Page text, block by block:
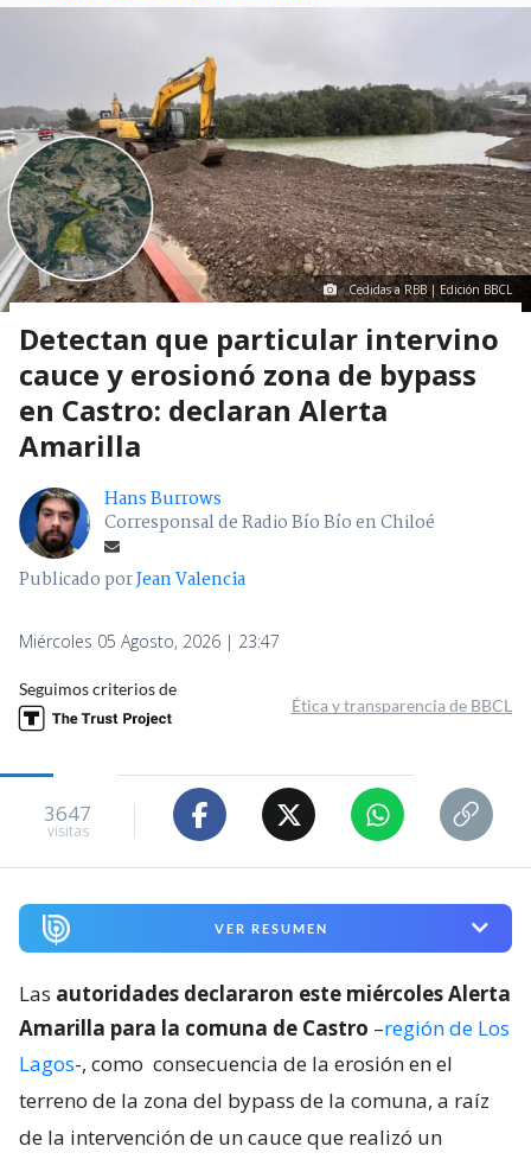
Cedidas a RBB | Edición BBCL
Detectan que particular intervino
cauce y erosionó zona de bypass
en Castro: declaran Alerta
Amarilla
Hans Burrows
Corresponsal de Radio Bío Bío en Chiloé
Publicado porJean Valencia
Miércoles 05 Agosto, 2026 | 23:47
Seguimos criterios de
Ética y transparencia de BBCL
3647
visitas
VER RESUMEN
Las autoridades declararon este miércoles Alerta
Amarilla para la comuna de Castro –región de Los
Lagos-, como consecuencia de la erosión en el
terreno de la zona del bypass de la comuna, a raíz
de la intervención de un cauce que realizó un